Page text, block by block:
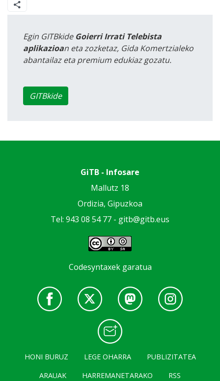
Egin GITBkide Goierri Irrati Telebista
aplikazioan eta zozketaz, Gida Komertzialeko
abantailaz eta premium edukiaz gozatu.
GITBkide
GiTB - Infosare
Mallutz 18
Ordizia, Gipuzkoa
Tel: 943 08 54 77 - gitb@gitb.eus
Codesyntaxek garatua
HONI BURUZ LEGE OHARRA
PUBLIZITATEA
ARAUAK
HARREMANETARAKO RSS